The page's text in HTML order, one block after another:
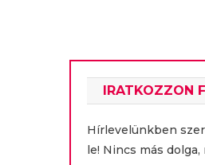
IRATKOZZON
Hírlevelünkben
le! Nincs más